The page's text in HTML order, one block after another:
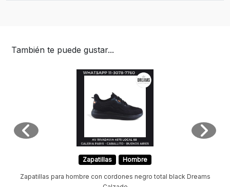
También te puede gustar...
Zapatillas Hombre
Zapatillas para hombre con cordones negro total black Dreams